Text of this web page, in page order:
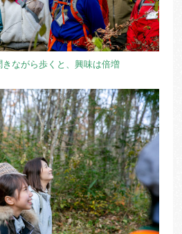
ながら歩くと、興味は倍増